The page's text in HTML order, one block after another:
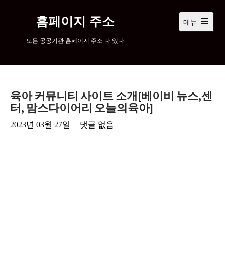
어
홈페이지 주소
모든 공공기관 홈페이지 주소 다 있다
메뉴
메
열
육아 커뮤니티 사이트 소개[베이비 뉴스,센
터, 맘스다이어리 오늘의육아]
2023년 03월 27일 | 댓글 없음